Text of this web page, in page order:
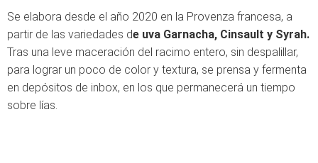
Se elabora desde el año 2020 en la Provenza francesa, a
partir de las variedades de uva Garnacha, Cinsault y Syrah.
Tras una leve maceración del racimo entero, sin despalillar,
para lograr un poco de color y textura, se prensa y fermenta
en depósitos de inbox, en los que permanecerá un tiempo
sobre lías.